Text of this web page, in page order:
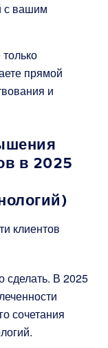
с вашим
прямой
и
в 2025
клиентов
сделать. В 2025
сочетания